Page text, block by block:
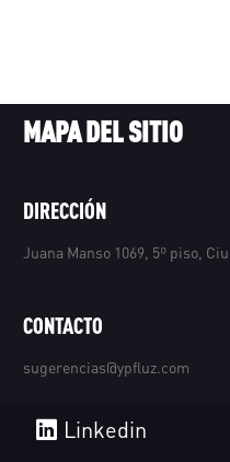
MAPA DEL SITIO
DIRECCIÓN
Juana Manso 1069, 5º piso,
CONTACTO
sugerencias@ypfluz.com
Linkedin